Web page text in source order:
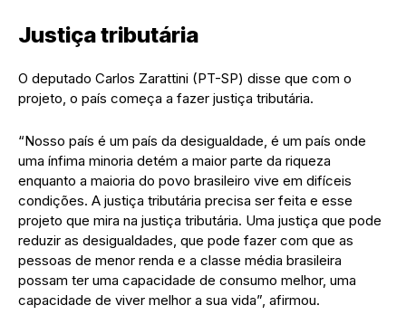
Justiça tributária
O deputado Carlos Zarattini (PT-SP) disse que com o
projeto, o país começa a fazer justiça tributária.
“Nosso país é um país da desigualdade, é um país onde
uma ínfima minoria detém a maior parte da riqueza
enquanto a maioria do povo brasileiro vive em difíceis
condições. A justiça tributária precisa ser feita e esse
projeto que mira na justiça tributária. Uma justiça que pode
reduzir as desigualdades, que pode fazer com que as
pessoas de menor renda e a classe média brasileira
possam ter uma capacidade de consumo melhor, uma
capacidade de viver melhor a sua vida”, afirmou.